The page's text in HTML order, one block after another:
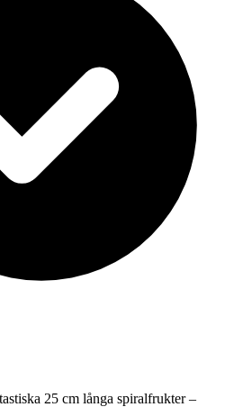
25 cm långa spiralfrukter –